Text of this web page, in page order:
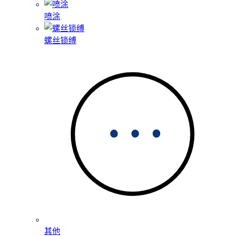
喷涂
螺丝锁缚
其他